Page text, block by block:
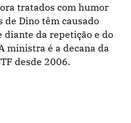
tratados com humor
de Dino têm causado
diante da repetição e do
ministra é a decana da
desde 2006.